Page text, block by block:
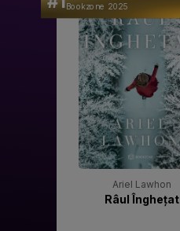
Bookzone 2025
Ariel Lawhon
Râul Înghețat